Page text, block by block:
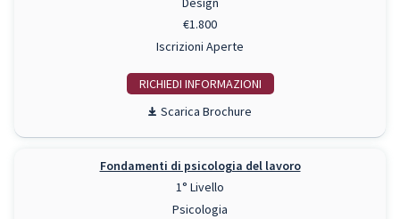
€1.800
Iscrizioni Aperte
RICHIEDI INFO
Scarica Brochure
Fondamenti di psicologia del lavoro
1° Livello
Psicologia